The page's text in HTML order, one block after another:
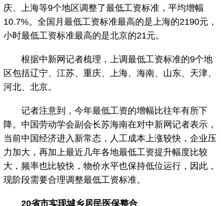
庆、上海等9个地区调整了最低工资标准，平均增幅
10.7%。全国月最低工资标准最高的是上海的2190元，
小时最低工资标准最高的是北京的21元。
根据中新网记者梳理，上调最低工资标准的9个地
区包括辽宁、江苏、重庆、上海、海南、山东、天津、
河北、北京。
记者注意到，今年最低工资的增幅比往年有所下
降。中国劳动学会副会长苏海南在对中新网记者表示，
当前中国经济进入新常态，人工成本上涨较快，企业压
力加大，再加上最近几年各地最低工资提升幅度比较
大，频率也比较快，物价水平也保持低位运行，因此，
现阶段需要合理调整最低工资标准。
20省市实现城乡居民医保整合